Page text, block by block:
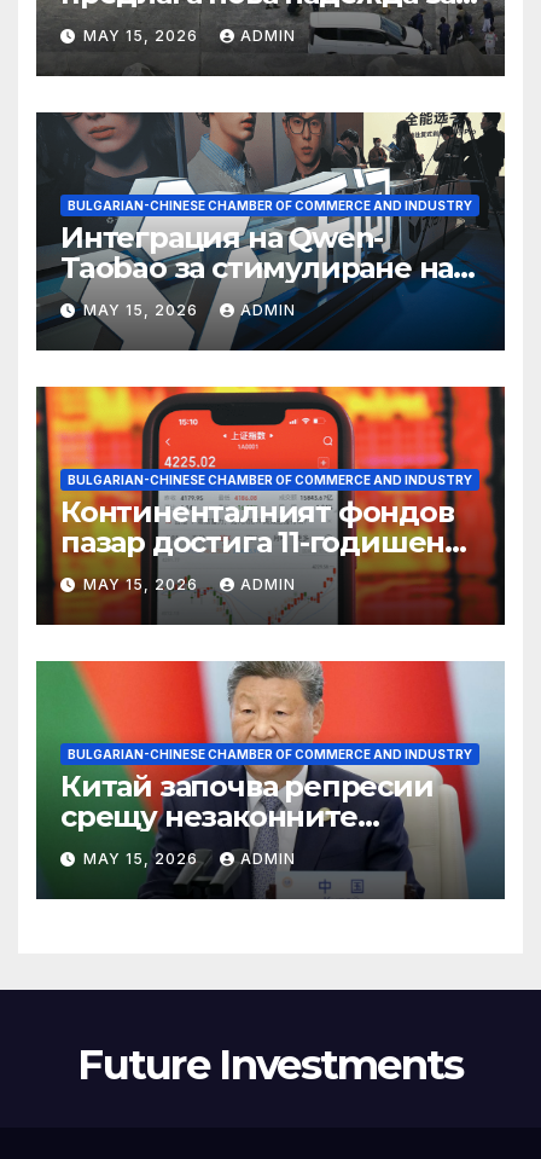
съхранение на водород
MAY 15, 2026 ADMIN
BULGARIAN-CHINESE CHAMBER OF COMMERCE AND INDUSTRY
Интеграция на Qwen-
Taobao за стимулиране на
пазаруването 618
MAY 15, 2026 ADMIN
BULGARIAN-CHINESE CHAMBER OF COMMERCE AND INDUSTRY
Континенталният фондов
пазар достига 11-годишен
връх
MAY 15, 2026 ADMIN
BULGARIAN-CHINESE CHAMBER OF COMMERCE AND INDUSTRY
Китай започва репресии
срещу незаконните
практики в сектора на TCM
MAY 15, 2026 ADMIN
Future Investments